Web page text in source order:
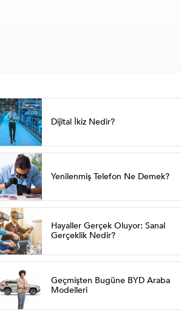
Dijital İkiz Nedir?
Yenilenmiş Telefon Ne Demek?
Hayaller Gerçek Oluyor: Sanal
Gerçeklik Nedir?
Geçmişten Bugüne BYD Araba
Modelleri